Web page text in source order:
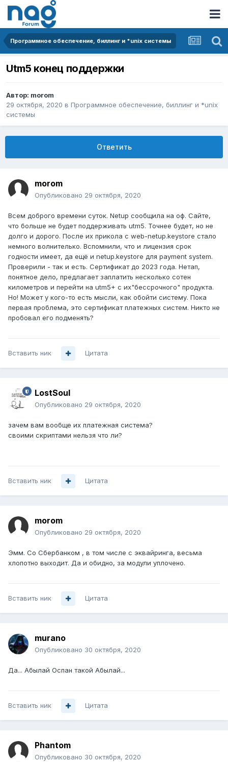
Программное обеспечение, биллинг и *unix системы
Utm5 конец поддержки
Автор: morom
29 октября, 2020 в Программное обеспечение, биллинг и *unix
системы
Ответить
morom
Опубликовано 29 октября, 2020
Всем доброго времени суток. Netup сообщила на оф. Сайте,
что больше не будет поддерживать utm5. Точнее будет, но не
долго и дорого. После их прикола с web-netup.keystore стало
немного волнителько. Вспомнили, что и лицензия срок
годности имеет, да ещё и netup.keystore для payment system.
Проверили - так и есть. Сертификат до 2023 года. Нетап,
понятное дело, предлагает заплатить несколько сотен
километров и перейти на utm5+ с их"бессрочного" продукта.
Но! Может у кого-то есть мысли, как обойти систему. Пока
первая проблема, это сертификат платежных систем. Никто не
пробовал его подменять?
Вставить ник Цитата
LostSoul
Опубликовано 29 октября, 2020
зачем вам вообще их платежная система?
своими скриптами нельзя что ли?
Вставить ник Цитата
morom
Опубликовано 29 октября, 2020
Эмм. Со Сбербанком , в том числе с эквайринга, весьма
хлопотно выходит. Да и обидно, за модули уплочено.
Вставить ник Цитата
murano
Опубликовано 30 октября, 2020
Да... Абылай Оспан такой Абылай...
Вставить ник Цитата
Phantom
Опубликовано 30 октября, 2020